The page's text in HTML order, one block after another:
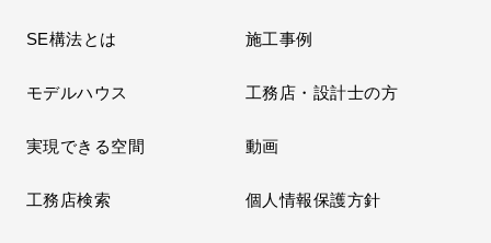
SE構法とは 施工事例
モデルハウス 工務店・設計士の方
実現できる空間 動画
工務店検索 個人情報保護方針